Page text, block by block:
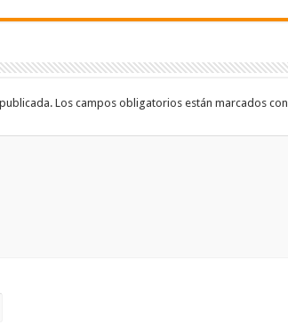
Los campos obligatorios están marcados con